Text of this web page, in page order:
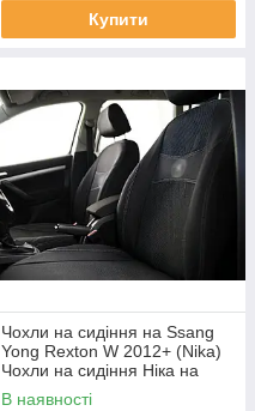
Купити
Чохли на сидіння на Ssang
Yong Rexton W 2012+ (Nika)
Чохли на сидіння Ніка на
Санг Йонг Рекстон W 2012+
В наявності